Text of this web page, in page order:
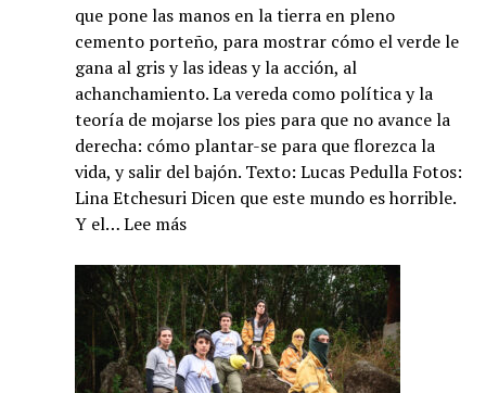
que pone las manos en la tierra en pleno
cemento porteño, para mostrar cómo el verde le
gana al gris y las ideas y la acción, al
achanchamiento. La vereda como política y la
teoría de mojarse los pies para que no avance la
derecha: cómo plantar-se para que florezca la
vida, y salir del bajón. Texto: Lucas Pedulla Fotos:
Lina Etchesuri Dicen que este mundo es horrible.
Y el…Lee más:
verdes:
colectivo
El
Reciclador
Urbano